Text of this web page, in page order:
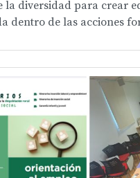
la diversidad para crear
dentro de las acciones